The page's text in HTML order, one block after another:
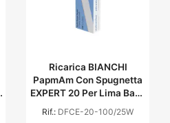
Ricarica BIANCHI
PapmAm Con Spugnetta
EXPERT 20 Per Lima Base
Rif.: DFCE-20-100/25W